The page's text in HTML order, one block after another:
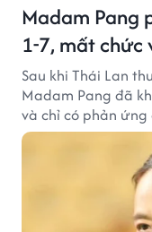
Madam Pang
1-7, mất chức
Sau khi Thái Lan
Madam Pang đã
và chỉ có phản